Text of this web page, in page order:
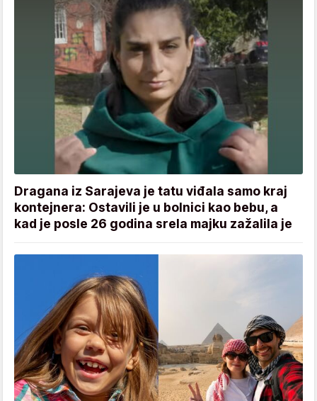
Dragana iz Sarajeva je tatu viđala samo kraj
kontejnera: Ostavili je u bolnici kao bebu, a
kad je posle 26 godina srela majku zažalila je